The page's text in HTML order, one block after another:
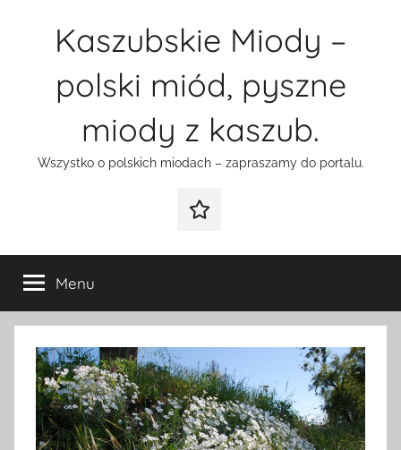
Kaszubskie Miody –
polski miód, pyszne
miody z kaszub.
Wszystko o polskich miodach – zapraszamy do portalu.
Galeria
Menu